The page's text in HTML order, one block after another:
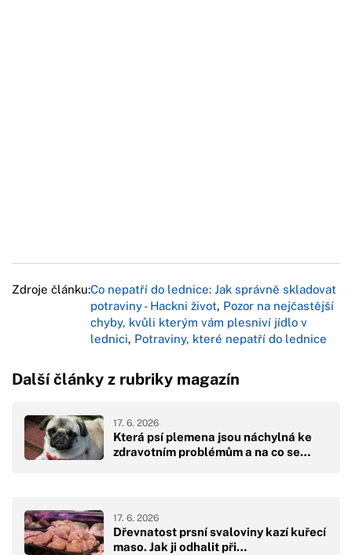
Zdroje článku:Co nepatří do lednice: Jak správně skladovat
potraviny - Hackni život, Pozor na nejčastější
chyby, kvůli kterým vám plesniví jídlo v
lednici, Potraviny, které nepatří do lednice
Další články z rubriky magazín
Která psí plemena jsou náchylná ke
zdravotním problémům a na co se…
17. 6. 2026
Dřevnatost prsní svaloviny kazí kuřecí
maso. Jak ji odhalit při…
17. 6. 2026